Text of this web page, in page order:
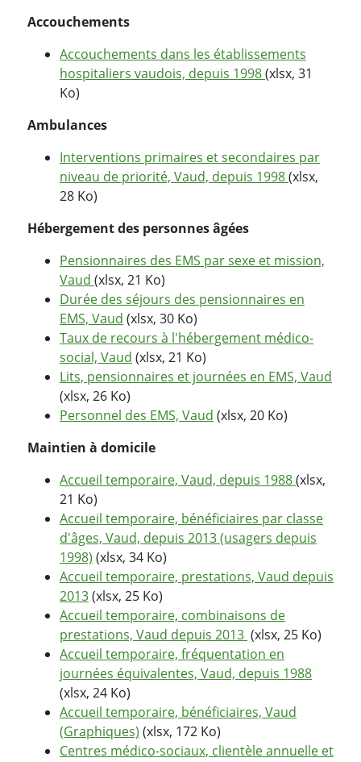
Accouchements
Accouchements dans les établissements
hospitaliers vaudois, depuis 1998(xlsx, 31
Ko)
Ambulances
Interventions primaires et secondaires par
niveau de priorité, Vaud, depuis 1998(xlsx,
28 Ko)
Hébergement des personnes âgées
Pensionnaires des EMS par sexe et mission,
Vaud (xlsx, 21 Ko)
Durée des séjours des pensionnaires en
EMS, Vaud (xlsx, 30 Ko)
Taux de recours à l'hébergement médico-
social, Vaud (xlsx, 21 Ko)
Lits, pensionnaires et journées en EMS, Vaud
(xlsx, 26 Ko)
Personnel des EMS, Vaud (xlsx, 20 Ko)
Maintien à domicile
Accueil temporaire, Vaud, depuis 1988(xlsx,
21 Ko)
Accueil temporaire, bénéficiaires par classe
d'âges, Vaud, depuis 2013 (usagers depuis
1998) (xlsx, 34 Ko)
Accueil temporaire, prestations, Vaud depuis
2013(xlsx, 25 Ko)
Accueil temporaire, combinaisons de
prestations, Vaud depuis 2013 (xlsx, 25 Ko)
Accueil temporaire, fréquentation en
journées équivalentes, Vaud, depuis 1988
(xlsx, 24 Ko)
Accueil temporaire, bénéficiaires, Vaud
(Graphiques) (xlsx, 172 Ko)
Centres médico-sociaux, clientèle annuelle et